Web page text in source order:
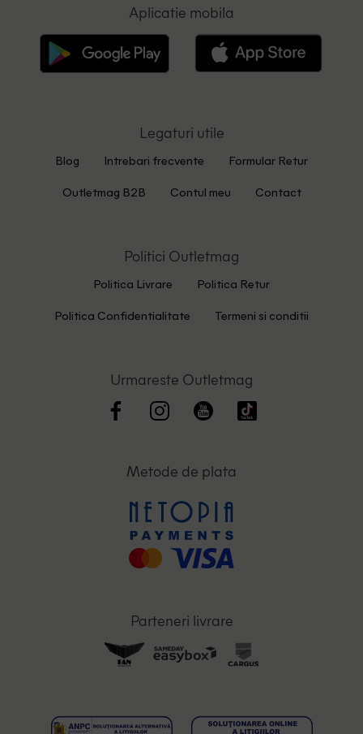
Aplicatie mobila
Legaturi utile
Blog Intrebari frecvente Formular Retur
Outletmag B2B Contul meu Contact
Politici Outletmag
Politica Livrare Politica Retur
Politica Confidentialitate Termeni si conditii
Urmareste Outletmag
Metode de plata
Parteneri livrare